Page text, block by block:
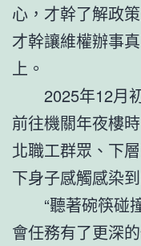
心，才幹了解政
才幹讓維權辦事
上。
2025年12月
前往機關年夜樓
北職工群眾、下
下身子感觸感染
“聽著碗筷碰
會任務有了更深